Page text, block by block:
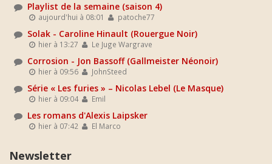
Playlist de la semaine (saison 4)
aujourd'hui à 08:01 patoche77
Solak - Caroline Hinault (Rouergue Noir)
hier à 13:27 Le Juge Wargrave
Corrosion - Jon Bassoff (Gallmeister Néonoir)
hier à 09:56 JohnSteed
Série « Les furies » – Nicolas Lebel (Le Masque)
hier à 09:04 Emil
Les romans d'Alexis Laipsker
hier à 07:42 El Marco
Newsletter